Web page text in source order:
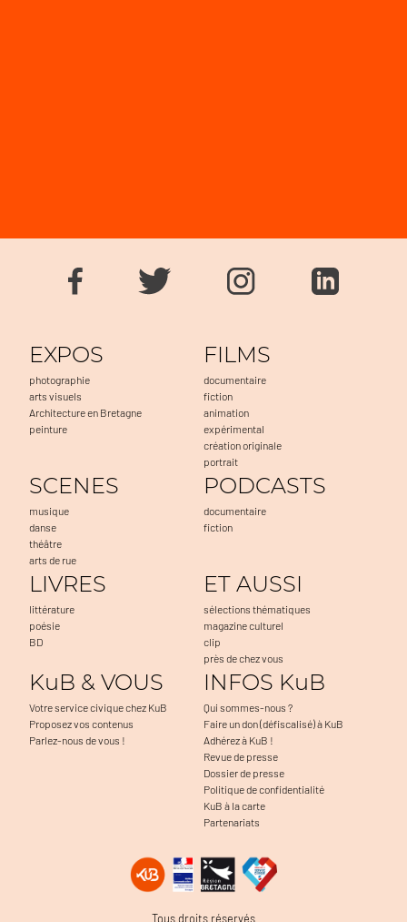
EXPOS
photographie
arts visuels
Architecture en Bretagne
peinture
FILMS
documentaire
fiction
animation
expérimental
création originale
portrait
SCENES
musique
danse
théâtre
arts de rue
PODCASTS
documentaire
fiction
LIVRES
littérature
poésie
BD
ET AUSSI
sélections thématiques
magazine culturel
clip
près de chez vous
KuB & VOUS
Votre service civique chez KuB
Proposez vos contenus
Parlez-nous de vous !
INFOS KuB
Qui sommes-nous ?
Faire un don (défiscalisé) à KuB
Adhérez à KuB !
Revue de presse
Dossier de presse
Politique de confidentialité
KuB à la carte
Partenariats
Tous droits réservés